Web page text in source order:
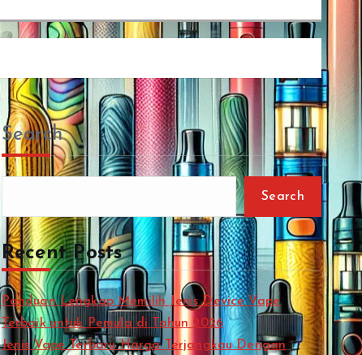
Search
Search
Recent Posts
Panduan Lengkap Memilih Jenis Device Vape
Terbaik untuk Pemula di Tahun 2026
Jenis Vape Terbaru Harga Terjangkau Dengan